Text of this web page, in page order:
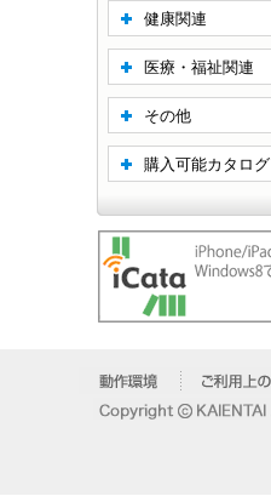
健康関連
医療・福祉関連
その他
購入可能カタログ